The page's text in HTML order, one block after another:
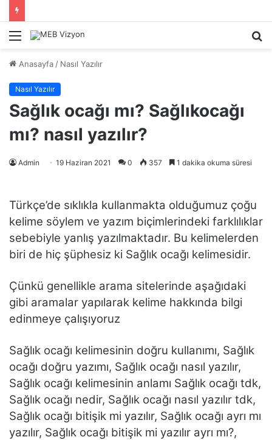
Menü
Anasayfa / Nasıl Yazılır
Nasıl Yazılır
Sağlık ocağı mı? Sağlıkocağı
mı? nasıl yazılır?
Admin 19 Haziran 2021 0 357 1 dakika okuma süresi
Türkçe’de sıklıkla kullanmakta olduğumuz çoğu
kelime söylem ve yazım biçimlerindeki farklılıklar
sebebiyle yanlış yazılmaktadır. Bu kelimelerden
biri de hiç şüphesiz ki Sağlık ocağı kelimesidir.
Çünkü genellikle arama sitelerinde aşağıdaki
gibi aramalar yapılarak kelime hakkında bilgi
edinmeye çalışıyoruz
Sağlık ocağı kelimesinin doğru kullanımı, Sağlık
ocağı doğru yazımı, Sağlık ocağı nasıl yazılır,
Sağlık ocağı kelimesinin anlamı Sağlık ocağı tdk,
Sağlık ocağı nedir, Sağlık ocağı nasıl yazılır tdk,
Sağlık ocağı bitişik mi yazılır, Sağlık ocağı ayrı mı
yazılır, Sağlık ocağı bitişik mi yazılır ayrı mı?,